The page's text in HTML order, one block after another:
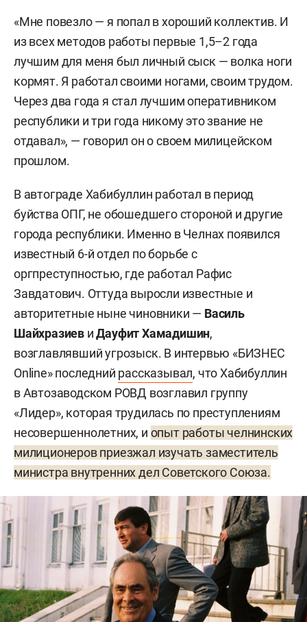
«Мне повезло — я попал в хороший коллектив. И
из всех методов работы первые 1,5–2 года
лучшим для меня был личный сыск — волка ноги
кормят. Я работал своими ногами, своим трудом.
Через два года я стал лучшим оперативником
республики и три года никому это звание не
отдавал», — говорил он о своем милицейском
прошлом.
В автограде Хабибуллин работал в период
буйства ОПГ, не обошедшего стороной и другие
города республики. Именно в Челнах появился
известный 6-й отдел по борьбе с
оргпреступностью, где работал Рафис
Завдатович. Оттуда выросли известные и
авторитетные ныне чиновники — Василь
Шайхразиев иДауфит Хамадишин,
возглавлявший угрозыск. В интервью «БИЗНЕС
Online» последний рассказывал, что Хабибуллин
в Автозаводском РОВД возглавил группу
«Лидер», которая трудилась по преступлениям
несовершеннолетних, и опыт работы челнинских
милиционеров приезжал изучать заместитель
министра внутренних дел Советского Союза.